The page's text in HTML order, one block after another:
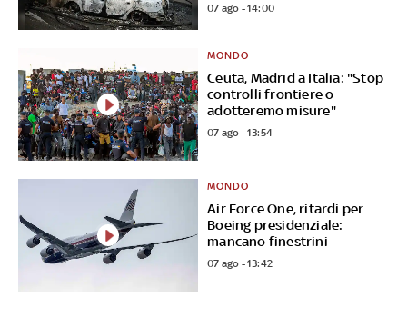
07 ago - 14:00
Ceuta, Madrid a Italia: "Stop
controlli frontiere o
adotteremo misure"
MONDO
07 ago - 13:54
Air Force One, ritardi per
Boeing presidenziale:
mancano finestrini
MONDO
07 ago - 13:42